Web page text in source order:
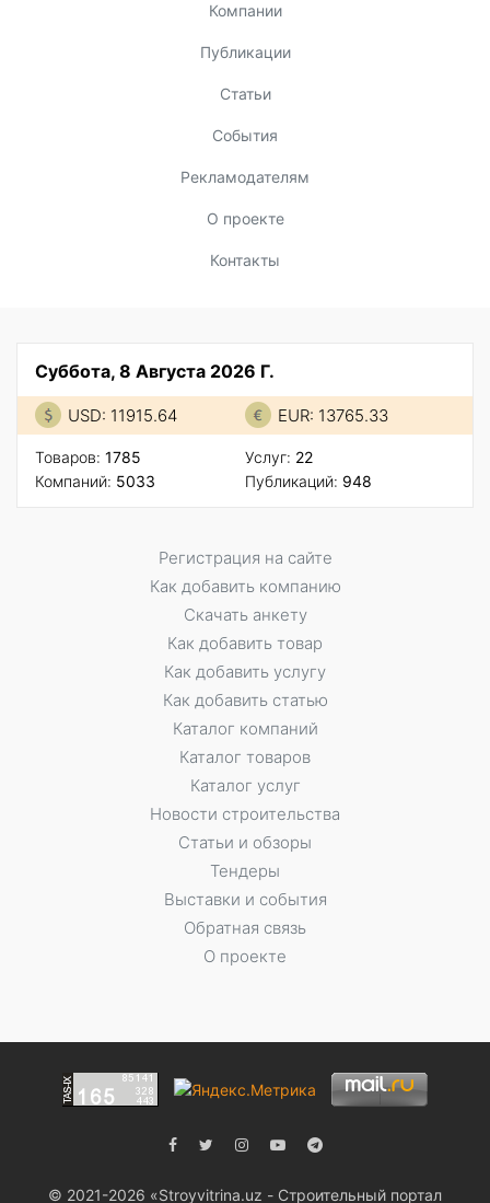
Компании
Публикации
Статьи
События
Рекламодателям
О проекте
Контакты
Суббота, 8 Августа 2026 Г.
USD: 11915.64 EUR: 13765.33
Товаров: 1785
Компаний: 5033
Услуг: 22
Публикаций: 948
Регистрация на сайте
Как добавить компанию
Скачать анкету
Как добавить товар
Как добавить услугу
Как добавить статью
Каталог компаний
Каталог товаров
Каталог услуг
Новости строительства
Статьи и обзоры
Тендеры
Выставки и события
Обратная связь
О проекте
© 2021-2026 «Stroyvitrina.uz - Строительный портал